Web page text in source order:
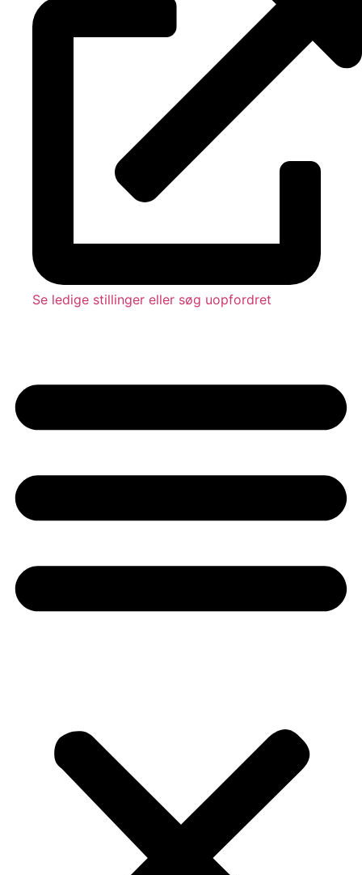
Se ledige stillinger eller søg uopfordret